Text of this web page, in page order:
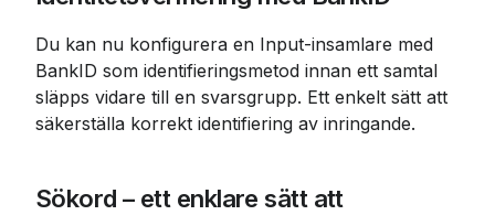
Du kan nu konfigurera en Input-insamlare med
BankID som identifieringsmetod innan ett samtal
släpps vidare till en svarsgrupp. Ett enkelt sätt att
säkerställa korrekt identifiering av inringande.
Sökord – ett enklare sätt att